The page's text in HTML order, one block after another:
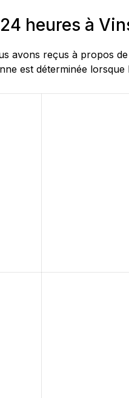
heures à
avons reçus à propos
est déterminée